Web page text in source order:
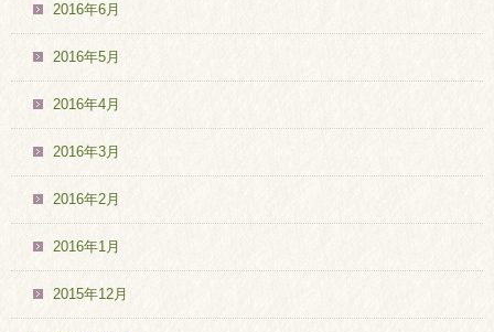
2016年6月
2016年5月
2016年4月
2016年3月
2016年2月
2016年1月
2015年12月